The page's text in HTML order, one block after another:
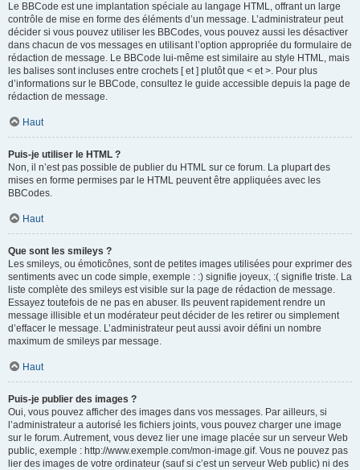
Le BBCode est une implantation spéciale au langage HTML, offrant un large
contrôle de mise en forme des éléments d’un message. L’administrateur peut
décider si vous pouvez utiliser les BBCodes, vous pouvez aussi les désactiver
dans chacun de vos messages en utilisant l’option appropriée du formulaire de
rédaction de message. Le BBCode lui-même est similaire au style HTML, mais
les balises sont incluses entre crochets [ et ] plutôt que < et >. Pour plus
d’informations sur le BBCode, consultez le guide accessible depuis la page de
rédaction de message.
Haut
Puis-je utiliser le HTML ?
Non, il n’est pas possible de publier du HTML sur ce forum. La plupart des
mises en forme permises par le HTML peuvent être appliquées avec les
BBCodes.
Haut
Que sont les smileys ?
Les smileys, ou émoticônes, sont de petites images utilisées pour exprimer des
sentiments avec un code simple, exemple : :) signifie joyeux, :( signifie triste. La
liste complète des smileys est visible sur la page de rédaction de message.
Essayez toutefois de ne pas en abuser. Ils peuvent rapidement rendre un
message illisible et un modérateur peut décider de les retirer ou simplement
d’effacer le message. L’administrateur peut aussi avoir défini un nombre
maximum de smileys par message.
Haut
Puis-je publier des images ?
Oui, vous pouvez afficher des images dans vos messages. Par ailleurs, si
l’administrateur a autorisé les fichiers joints, vous pouvez charger une image
sur le forum. Autrement, vous devez lier une image placée sur un serveur Web
public, exemple : http://www.exemple.com/mon-image.gif. Vous ne pouvez pas
lier des images de votre ordinateur (sauf si c’est un serveur Web public) ni des